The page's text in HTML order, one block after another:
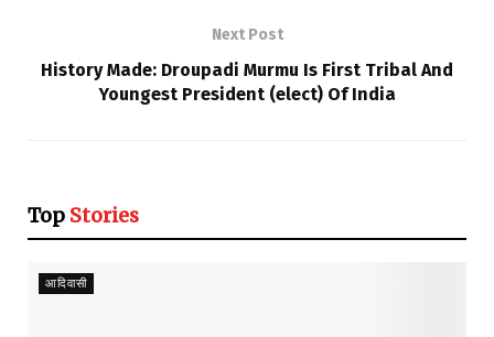
Next Post
History Made: Droupadi Murmu Is First Tribal And
Youngest President (elect) Of India
Top Stories
आदिवासी